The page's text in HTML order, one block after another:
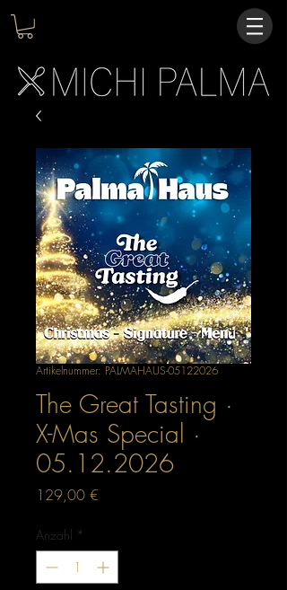
Artikelnummer: PALMAHAUS-05122026
The Great Tasting ·
X-Mas Special ·
05.12.2026
129,00 €
Anzahl *